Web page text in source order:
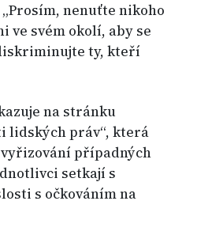
nenuťte nikoho
ve svém okolí, aby se
ty, kteří
na stránku
lidských práv“, která
případných
setkají s
s očkováním na